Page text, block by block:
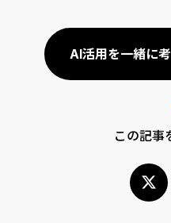
AI活用を一緒に
この記事